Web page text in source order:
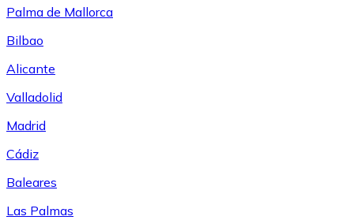
Palma de Mallorca
Bilbao
Alicante
Valladolid
Madrid
Cádiz
Baleares
Las Palmas